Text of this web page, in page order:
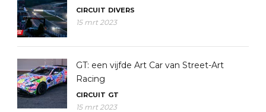
CIRCUIT DIVERS
15 mrt 2023
GT: een vijfde Art Car van Street-Art
Racing
CIRCUIT GT
15 mrt 2023